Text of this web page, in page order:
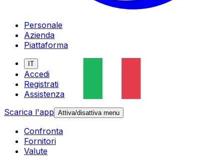
Personale
Azienda
Piattaforma
IT
Accedi
Registrati
Assistenza
Scarica l'app Attiva/disattiva menu
Confronta
Fornitori
Valute